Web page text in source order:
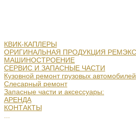
КВИК-КАПЛЕРЫ
ОРИГИНАЛЬНАЯ ПРОДУКЦИЯ РЕМЭКС
МАШИНОСТРОЕНИЕ
СЕРВИС И ЗАПАСНЫЕ ЧАСТИ
Кузовной ремонт грузовых автомобилей
Слесарный ремонт
Запасные части и аксессуары:
АРЕНДА
КОНТАКТЫ